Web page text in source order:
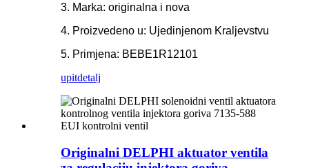
3. Marka: originalna i nova
4. Proizvedeno u: Ujedinjenom Kraljevstvu
5. Primjena: BEBE1R12101
upitdetalj
Originalni DELPHI aktuator ventila